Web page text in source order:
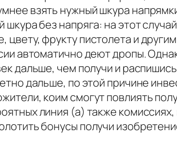
взять нужный шкура
без напряга: на этот случай
фрукту пистолета и другим
автоматично деют дропы.
дальше, чем получи и распишись
дальше, по этой причине
коим смогут повлиять
линия (а) также комиссиях,
бонусы получи